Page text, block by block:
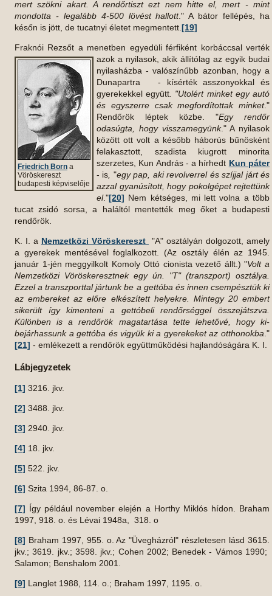
mert szökni akart. A rendőrtiszt ezt nem hitte el, mert - mint
mondotta - legalább 4-500 lövést hallott." A bátor fellépés, ha
későn is jött, de tucatnyi életet megmentett. [19]
Fraknói Rezsőt a menetben egyedüli férfiként korbáccsal verték
azok a nyilasok, akik állítólag az
Friedrich Born a
Vöröskereszt
budapesti képviselője
egyik budai
nyilasházba - valószínűbb azonban, hogy a
Dunapartra - kísérték asszonyokkal és
gyerekekkel együtt . "Utolért minket egy autó
és egyszerre csak megfordítottak minket."
Rendőrök léptek közbe. "Egy rendőr
odasúgta, hogy visszamegyünk." A nyilasok
között ott volt a később háborús bűnösként
felakasztott, szadista kiugrott minorita
szerzetes, Kun András - a hírhedt Kun páter
- is "egy pap, aki revolverrel és szíjjal járt és
azzal gyanúsított, hogy pokolgépet rejtettünk
el."[20] Nem kétséges, mi lett volna a több
tucat zsidó sorsa, a haláltól mentették meg őket a budapesti
rendőrök.
K. I. a Nemzetközi Vöröskereszt
"A" osztályán dolgozott, amely
a gyerekek mentésével foglalkozott. (Az osztály élén az 1945.
január 1-jén meggyilkolt Komoly Ottó cionista vezető állt.) "Volt a
Nemzetközi Vöröskeresztnek egy ún. "T" (transzport) osztálya.
Ezzel a transzporttal jártunk be a gettóba és innen csempésztük ki
az embereket az előre elkészített helyekre. Mintegy 20 embert
sikerült így kimenteni a gettóbeli rendőrséggel összejátszva.
Különben is a rendőrök magatartása tette lehetővé, hogy ki-
bejárhassunk a gettóba és vigyük ki a gyerekeket az otthonokba ."
[21] - emlékezett a rendőrök együttműködési hajlandóságára K. I.
Lábjegyzetek
[1] 3216. jkv.
[2] 3488. jkv.
[3] 2940. jkv.
[4] 18. jkv.
[5] 522. jkv.
[6] Szita 1994, 86-87. o.
[7] Így például november elején a Horthy Miklós hídon. Braham
1997, 918. o. és Lévai 1948a, 318. o
[8] Braham 1997, 955. o. Az "Üvegházról" részletesen lásd 3615.
jkv.; 3619. jkv.; 3598. jkv.; Cohen 2002; Benedek - Vámos 1990;
Salamon; Benshalom 2001.
[9] Langlet 1988, 114. o.; Braham 1997, 1195. o.